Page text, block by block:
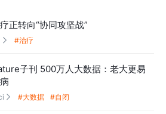
正转向“协同攻坚战”
 #治疗
子刊 500万人大数据：老大更易
 #大数据 #自闭